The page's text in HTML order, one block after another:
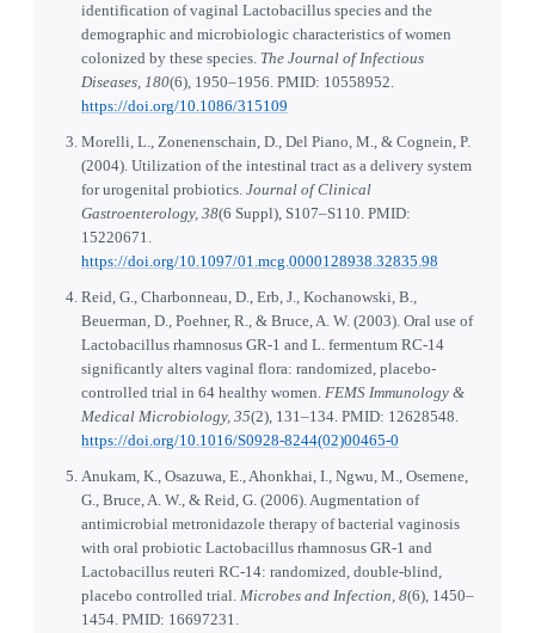
identification of vaginal Lactobacillus species and the
demographic and microbiologic characteristics of women
colonized by these species. The Journal of Infectious
Diseases, 180(6), 1950–1956. PMID: 10558952.
https://doi.org/10.1086/315109
Morelli, L., Zonenenschain, D., Del Piano, M., & Cognein, P.
(2004). Utilization of the intestinal tract as a delivery system
for urogenital probiotics. Journal of Clinical
Gastroenterology, 38(6 Suppl), S107–S110. PMID:
15220671.
https://doi.org/10.1097/01.mcg.0000128938.32835.98
Reid, G., Charbonneau, D., Erb, J., Kochanowski, B.,
Beuerman, D., Poehner, R., & Bruce, A. W. (2003). Oral use of
Lactobacillus rhamnosus GR-1 and L. fermentum RC-14
significantly alters vaginal flora: randomized, placebo-
controlled trial in 64 healthy women. FEMS Immunology &
Medical Microbiology, 35(2), 131–134. PMID: 12628548.
https://doi.org/10.1016/S0928-8244(02)00465-0
Anukam, K., Osazuwa, E., Ahonkhai, I., Ngwu, M., Osemene,
G., Bruce, A. W., & Reid, G. (2006). Augmentation of
antimicrobial metronidazole therapy of bacterial vaginosis
with oral probiotic Lactobacillus rhamnosus GR-1 and
Lactobacillus reuteri RC-14: randomized, double-blind,
placebo controlled trial. Microbes and Infection, 8(6), 1450–
1454. PMID: 16697231.